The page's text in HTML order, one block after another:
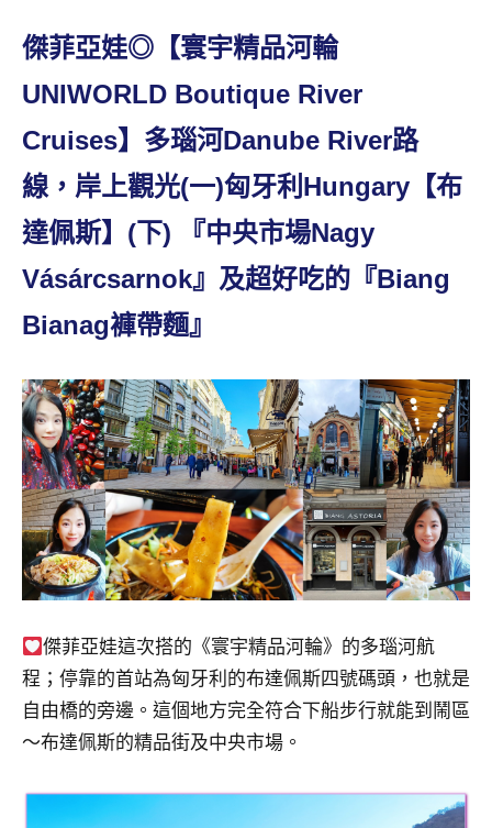
賓、
News
金
號
目
班
底、
外
節
主
持、
吳
哥
窟
泰
國
旅
遊
作
者、
各
發
表
及
傑菲亞娃◎【寰宇精品河輪
UNIWORLD Boutique River
Cruises】多瑙河Danube River路
線，岸上觀光(一)匈牙利Hungary【布
達佩斯】(下) 『中央市場Nagy
Vásárcsarnok』及超好吃的『Biang
Bianag褲帶麵』
傑菲亞娃這次搭的《寰宇精品河輪》的多瑙河航
程；停靠的首站為匈牙利的布達佩斯四號碼頭，也就是
自由橋的旁邊。這個地方完全符合下船步行就能到鬧區
～布達佩斯的精品街及中央市場。